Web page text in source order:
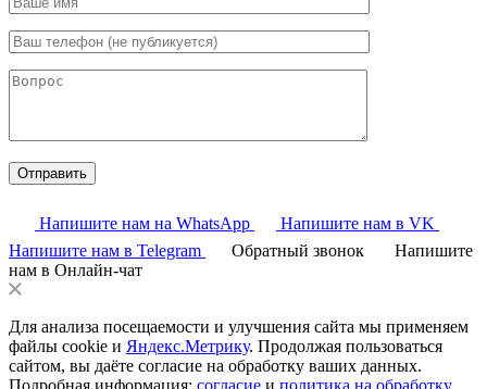
Напишите нам на WhatsApp
Напишите нам в VK
Напишите нам в Telegram
Обратный звонок
Напишите
нам в Онлайн-чат
Для анализа посещаемости и улучшения сайта мы применяем
файлы cookie и Яндекс.Метрику. Продолжая пользоваться
сайтом, вы даёте согласие на обработку ваших данных.
Подробная информация: согласие и политика на обработку